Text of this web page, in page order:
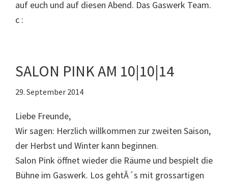
auf euch und auf diesen Abend. Das Gaswerk Team.
c :
SALON PINK AM 10|10|14
29. September 2014
Liebe Freunde,
Wir sagen: Herzlich willkommen zur zweiten Saison,
der Herbst und Winter kann beginnen.
Salon Pink öffnet wieder die Räume und bespielt die
Bühne im Gaswerk. Los gehtÂ´s mit grossartigen